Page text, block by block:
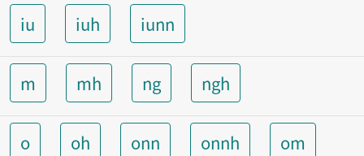
iu iuh iunn
m mh ng ngh
o oh onn onnh
om